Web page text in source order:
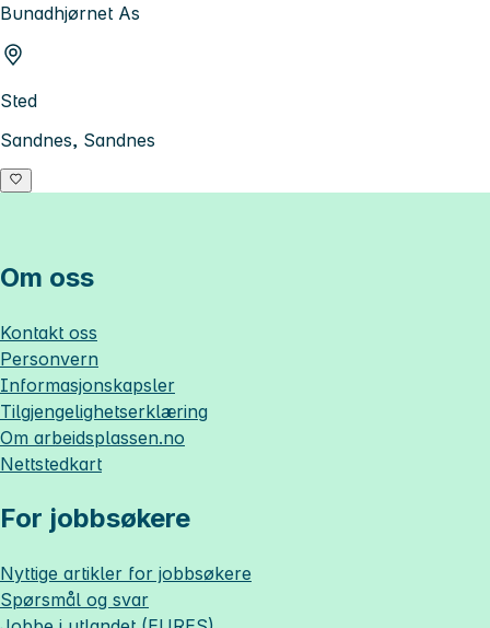
Bunadhjørnet As
Sted
Sandnes, Sandnes
Om oss
Kontakt oss
Personvern
Informasjonskapsler
Tilgjengelighetserklæring
Om arbeidsplassen.no
Nettstedkart
For jobbsøkere
Nyttige artikler for jobbsøkere
Spørsmål og svar